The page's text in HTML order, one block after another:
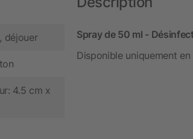
déjouer
4.5 cm x
Spray de 50 ml -
Disponible uniquement